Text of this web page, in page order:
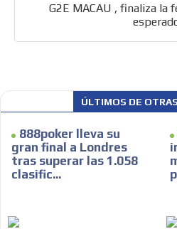
G2E MACAU , finaliza la
ÚLTIMOS DE
888poker lleva su
gran final a Londres
tras superar las 1.058
clasific...